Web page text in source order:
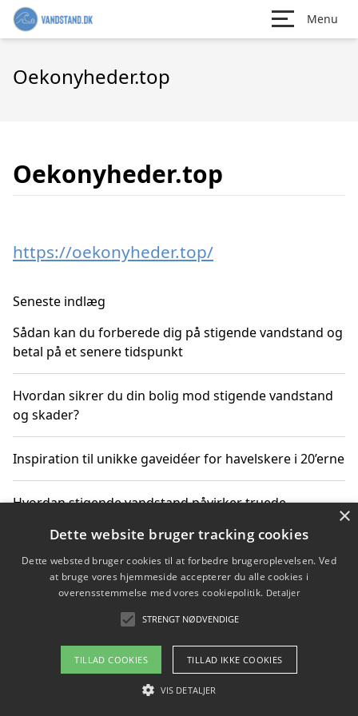
Menu
Oekonyheder.top
Oekonyheder.top
https://oekonyheder.top/
Seneste indlæg
Sådan kan du forberede dig på stigende vandstand og
betal på et senere tidspunkt
Hvordan sikrer du din bolig mod stigende vandstand
og skader?
Inspiration til unikke gaveidéer for havelskere i 20’erne
Hvordan stigende vandstand påvirker truede
Sådan vælger du de bedste vandrerygsække til
vandreture i Danmark
Copyright 2026 - Pilanto Aps
Om / kontakt
×
Dette website bruger tracking cookies
Dette websted bruger cookies til at forbedre brugeroplevelsen. Ved
at bruge vores hjemmeside accepterer du alle cookies i
overensstemmelse med vores cookiepolitik. Detaljer
STRENGT NØDVENDIGE
TILLAD COOKIES TILLAD IKKE COOKIES
VIS DETALJER